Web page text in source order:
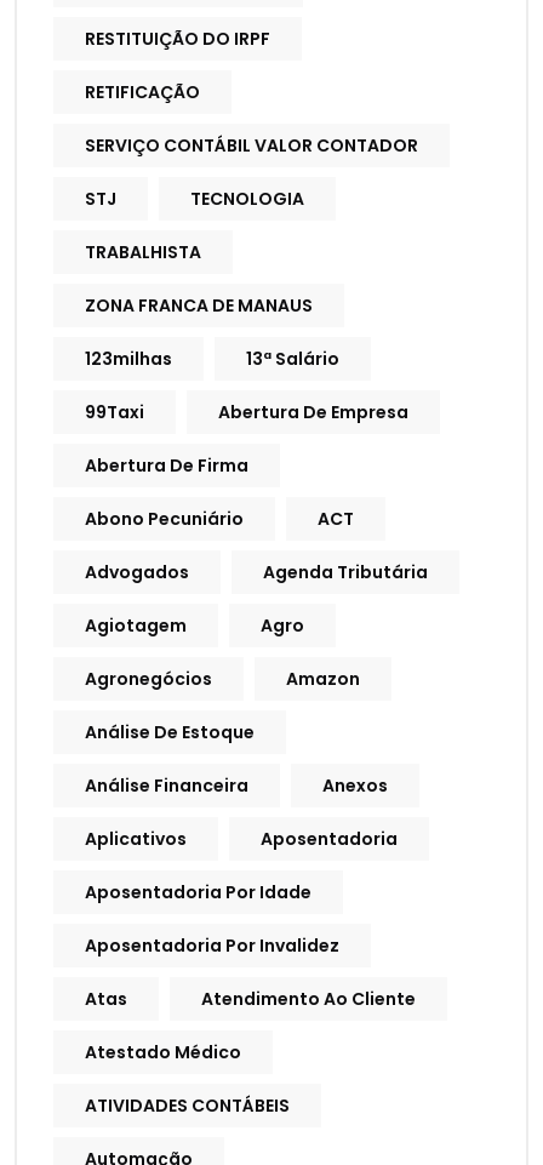
RESTITUIÇÃO DO IRPF
RETIFICAÇÃO
SERVIÇO CONTÁBIL VALOR CONTADOR
STJ TECNOLOGIA
TRABALHISTA
ZONA FRANCA DE MANAUS
123milhas 13ª Salário
99Taxi Abertura De Empresa
Abertura De Firma
Abono Pecuniário ACT
Advogados Agenda Tributária
Agiotagem Agro
Agronegócios Amazon
Análise De Estoque
Análise Financeira Anexos
Aplicativos Aposentadoria
Aposentadoria Por Idade
Aposentadoria Por Invalidez
Atas Atendimento Ao Cliente
Atestado Médico
ATIVIDADES CONTÁBEIS
Automação